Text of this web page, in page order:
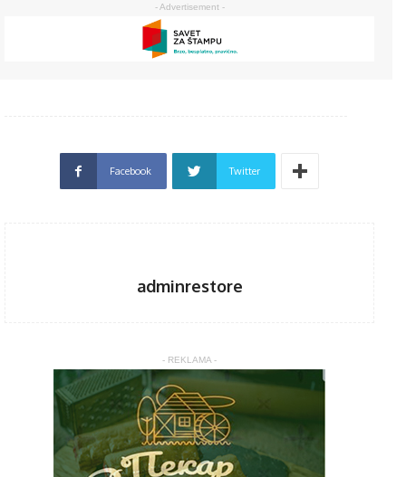
- Advertisement -
Facebook Twitter
adminrestore
- REKLAMA -